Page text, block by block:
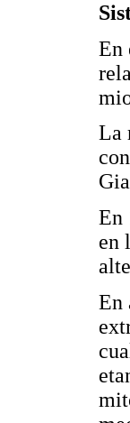
En
La
En
en
En